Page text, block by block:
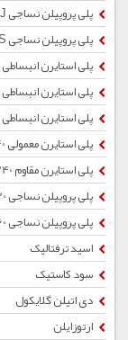
پلی پروپیلن نساجی ZH550J
پلی پروپیلن نساجی Z30S
پلی استایرن انبساطی 400
پلی استایرن انبساطی 200
پلی استایرن انبساطی 300
پلی استایرن معمولی 1540
پلی استایرن مقاوم 7240
پلی پروپیلن نساجی PYI220
پلی پروپیلن نساجی SF060
اسید ترفتالیک
سود کاستیک
دی اتیلن گلایکول
ارتوزایلن